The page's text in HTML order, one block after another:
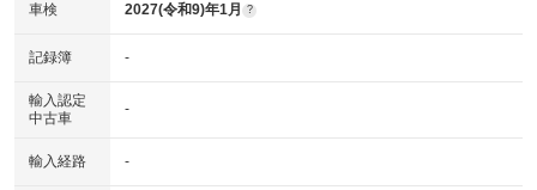
車検 2027(令和9)年1月 ?
記録簿 -
輸入認定
中古車
-
輸入経路 -